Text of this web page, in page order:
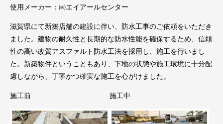
使用メーカー：㈱エイアールセンター
滋賀県にて新築店舗の建設に伴い、防水工事のご依頼をいただき
ました。建物の耐久性と長期的な防水性能を確保するため、信頼
性の高い改質アスファルト防水工法を採用し、施工を行いまし
た。新築物件ということもあり、下地の状態や施工環境に十分配
慮しながら、丁寧かつ確実な施工を心がけました。
施工前 施工中